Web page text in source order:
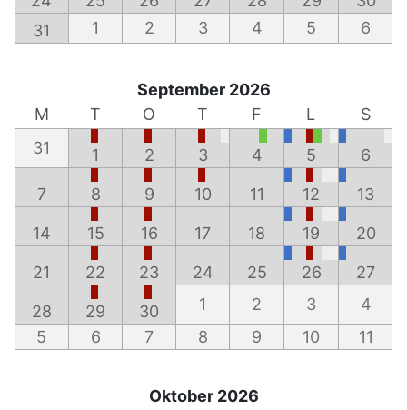
31
1 2 3 4 5 6
September 2026
M
T O T F L
S
31
1 2 3 4 5 6
7 8 9 10 11 12 13
14 15 16 17 18 19 20
21 22 23 24 25 26 27
28 29 30 1 2 3
4
5
6 7 8 9 10 11
Oktober 2026